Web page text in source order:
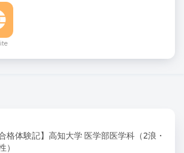
合格体験記】高知大学 医学部医学科（2浪・
）